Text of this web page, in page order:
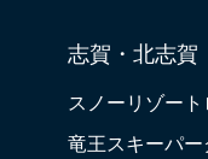
志賀・北志賀
スノーリゾー
竜王スキーパー